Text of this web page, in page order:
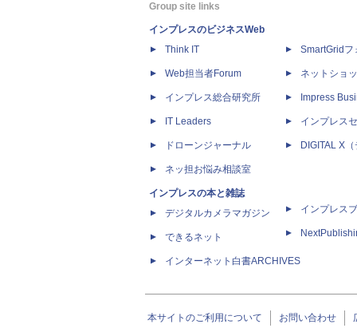
Group site links
インプレスのビジネスWeb
Think IT
Web担当者Forum
インプレス総合研究所
IT Leaders
ドローンジャーナル
ネッ担お悩み相談室
インプレスの本と雑誌
デジタルカメラマガジン
できるネット
インターネット白書ARCHIVES
SmartGridフ
ネットショ
Impress
インプレス
DIGITAL X
インプレス
本サイトのご利用について お問い合わせ